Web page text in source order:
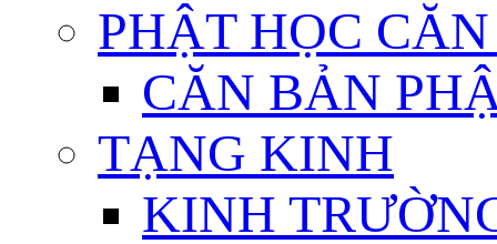
PHẬT HỌC
CĂN BẢN
TẠNG KINH
KINH